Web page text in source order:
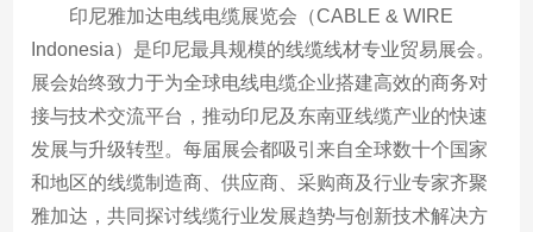
印尼雅加达电线电缆展览会（CABLE & WIRE
Indonesia）是印尼最具规模的线缆线材专业贸易展会。
展会始终致力于为全球电线电缆企业搭建高效的商务对
接与技术交流平台，推动印尼及东南亚线缆产业的快速
发展与升级转型。每届展会都吸引来自全球数十个国家
和地区的线缆制造商、供应商、采购商及行业专家齐聚
雅加达，共同探讨线缆行业发展趋势与创新技术解决方